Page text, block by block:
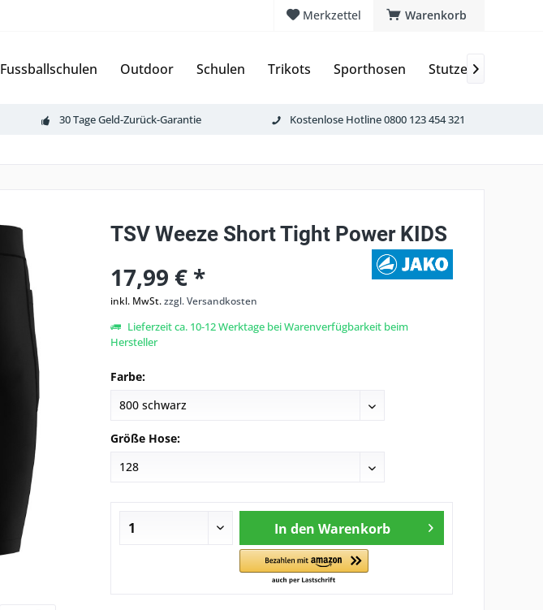
Warenkorb
Merkzettel
Fussballschulen Outdoor Schulen Trikots Sporthosen Stutzen & Schoner

30 Tage Geld-Zurück-Garantie Kostenlose Hotline 0800 123 454 321
TSV Weeze Short Tight Power KIDS
17,99 € *
inkl. MwSt.zzgl. Versandkosten
Lieferzeit ca. 10-12 Werktage bei Warenverfügbarkeit beim
Hersteller
Farbe:
Größe Hose:
In den Warenkorb